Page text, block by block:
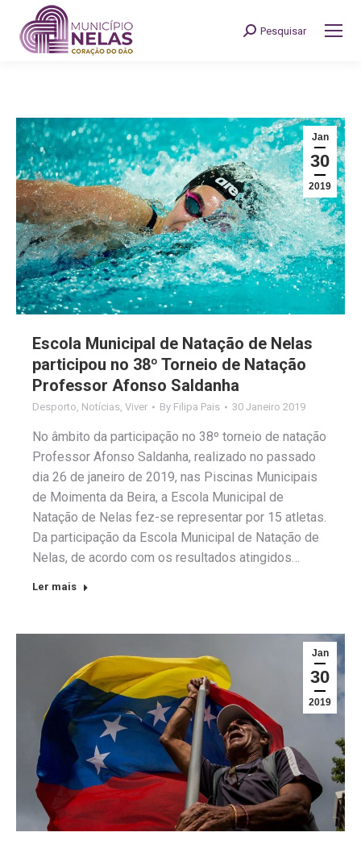
Search:
Pesquisar
Jan
30
2019
Escola Municipal de Natação de Nelas
participou no 38º Torneio de Natação
Professor Afonso Saldanha
Desporto, Notícias, Viver By Filipa Pais 30 Janeiro 2019
No âmbito da participação no 38º torneio de natação
Professor Afonso Saldanha, realizado no passado
dia 26 de janeiro de 2019, nas Piscinas Municipais
de Moimenta da Beira, a Escola Municipal de
Natação de Nelas fez-se representar por 15 atletas.
Da participação da Escola Municipal de Natação de
Nelas, de acordo com os resultados atingidos…
Ler mais
Jan
30
2019